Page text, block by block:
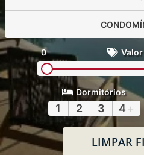
0
Dormitórios
1 2 3 4 +
LIMPAR